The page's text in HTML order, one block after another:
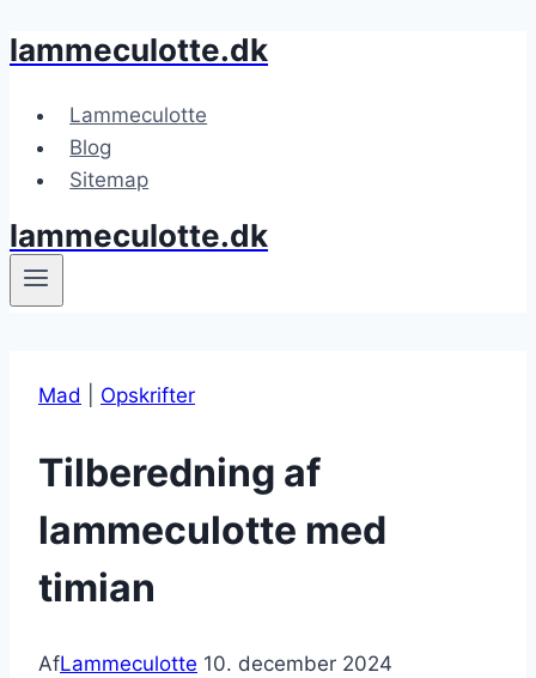
Fortsæt
indhold
lammeculotte.dk
Lammeculotte
Blog
Sitemap
lammeculotte.dk
Mad Opskrifter
Tilberedning af
lammeculotte med
timian
AfLammeculotte 10. december 2024